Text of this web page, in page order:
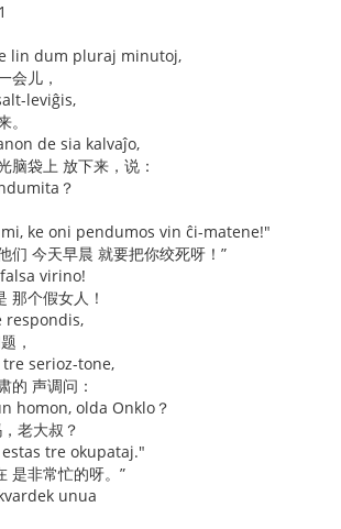
lin dum pluraj minutoj,
会儿，
leviĝis,
de sia kalvaĵo,
脑袋上 放下来，说：
？
ke oni pendumos vin ĉi-matene!"
们 今天早晨 就要把你绞死呀！”
virino!
那个假女人！
respondis,
，
serioz-tone,
的 声调问：
homon, olda Onklo？
老大叔？
tre okupataj."
是非常忙的呀。”
unua